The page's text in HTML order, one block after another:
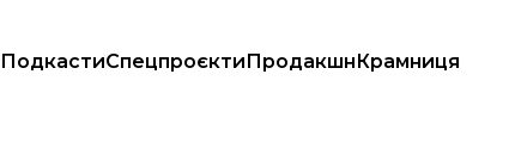
ПодкастиСпецпроєктиПродакшнКрамниця